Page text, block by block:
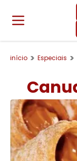
início Especiais